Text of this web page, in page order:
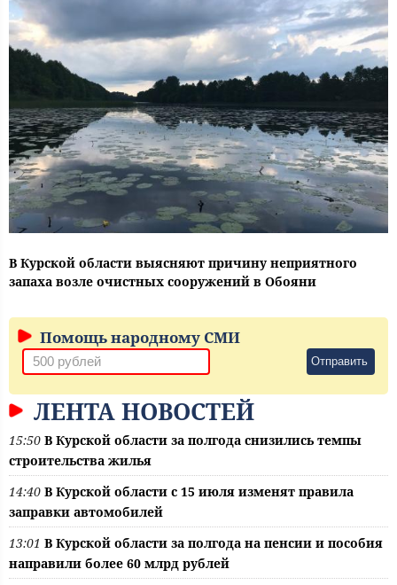
В Курской области выясняют причину неприятного
запаха возле очистных сооружений в Обояни
Помощь народному СМИ
Отправить
ЛЕНТА НОВОСТЕЙ
15:50 В Курской области за полгода снизились темпы
строительства жилья
14:40 В Курской области с 15 июля изменят правила
заправки автомобилей
13:01 В Курской области за полгода на пенсии и пособия
направили более 60 млрд рублей